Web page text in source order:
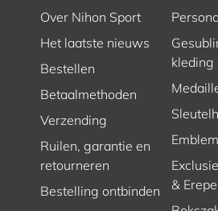
Over Nihon Sport
Het laatste nieuws
Bestellen
Betaalmethoden
Verzending
Ruilen, garantie en
retourneren
Bestelling ontbinden
kleding
&